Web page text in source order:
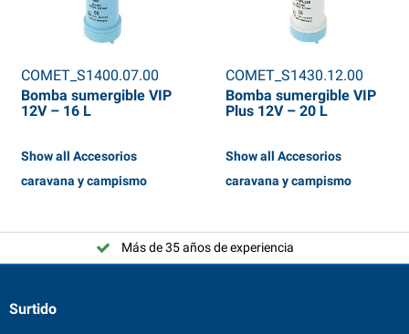
COMET_S1400.07.00
Bomba sumergible VIP
12V – 16 L
Show all Accesorios
caravana y campismo
COMET_S1430.12.00
Bomba sumergible VIP
Plus 12V – 20 L
Show all Accesorios
caravana y campismo
Más de 35 años de experiencia
Surtido